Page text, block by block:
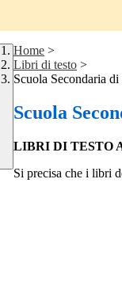
Home >
Libri di testo >
Scuola Secondaria
Scuola
LIBRI DI TESTO
Si precisa che i libri